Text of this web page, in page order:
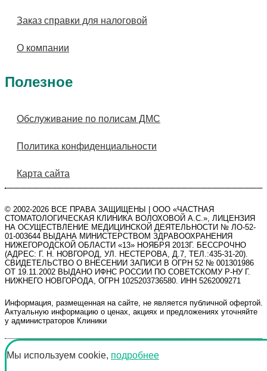
Заказ справки для налоговой
О компании
Полезное
Обслуживание по полисам ДМС
Политика конфиденциальности
Карта сайта
©️ 2002-2026 ВСЕ ПРАВА ЗАЩИЩЕНЫ | ООО «ЧАСТНАЯ
СТОМАТОЛОГИЧЕСКАЯ КЛИНИКА ВОЛОХОВОЙ А.С.», ЛИЦЕНЗИЯ
НА ОСУЩЕСТВЛЕНИЕ МЕДИЦИНСКОЙ ДЕЯТЕЛЬНОСТИ № ЛО-52-
01-003644 ВЫДАНА МИНИСТЕРСТВОМ ЗДРАВООХРАНЕНИЯ
НИЖЕГОРОДСКОЙ ОБЛАСТИ «13» НОЯБРЯ 2013Г. БЕССРОЧНО
(АДРЕС: Г. Н. НОВГОРОД, УЛ. НЕСТЕРОВА, Д.7, ТЕЛ.:435-31-20).
СВИДЕТЕЛЬСТВО О ВНЕСЕНИИ ЗАПИСИ В ОГРН 52 № 001301986
ОТ 19.11.2002 ВЫДАНО ИФНС РОССИИ ПО СОВЕТСКОМУ Р-НУ Г.
НИЖНЕГО НОВГОРОДА, ОГРН 1025203736580. ИНН 5262009271
Информация, размещенная на сайте, не является публичной офертой.
Актуальную информацию о ценах, акциях и предложениях уточняйте
у администраторов Клиники
Мы используем cookie, подробнее